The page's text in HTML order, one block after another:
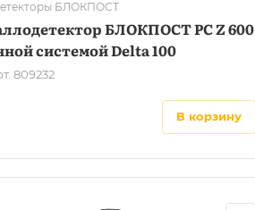
БЛОКПОСТ
БЛОКПОСТ PC Z 600
системой Delta 100
809232
в корзину